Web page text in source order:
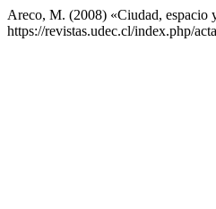
Areco, M. (2008) «Ciudad, espacio
https://revistas.udec.cl/index.php/